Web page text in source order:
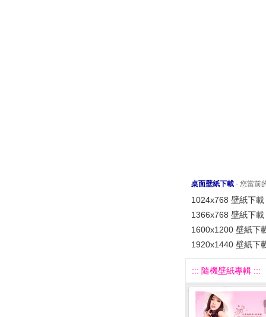
桌面壁紙下載 - 您當前
1024x768 壁紙下載
1366x768 壁紙下載
1600x1200 壁紙下
1920x1440 壁紙下
::: 隨機壁紙專輯 :::